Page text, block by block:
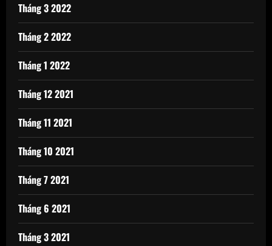
Tháng 3 2022
Tháng 2 2022
Tháng 1 2022
Tháng 12 2021
Tháng 11 2021
Tháng 10 2021
Tháng 7 2021
Tháng 6 2021
Tháng 3 2021